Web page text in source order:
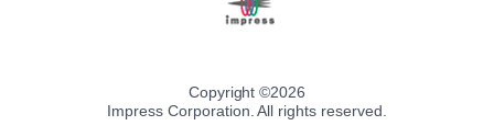
Copyright ©2026
Impress Corporation. All rights reserved.